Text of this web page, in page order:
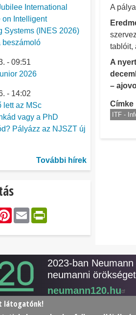
A
tablóit,
A
–
Címke
ITF -
International
on Intelligent
Systems (INES 2026)
beszámoló
- 09:51
2026
- 14:02
lett az MSc
vagy a PhD
Pályázz az NJSZT új
További hírek
Pinterest
Email
2023-ban
neumanni
neumann120.hu
látogatónk!